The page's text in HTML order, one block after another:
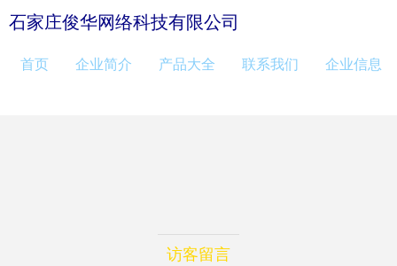
石家庄俊华网络科技有限公司
首页 企业简介 产品大全 联系我们 企业信息
访客留言